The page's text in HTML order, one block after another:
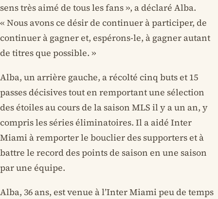
sens très aimé de tous les fans », a déclaré Alba.
« Nous avons ce désir de continuer à participer, de
continuer à gagner et, espérons-le, à gagner autant
de titres que possible. »
Alba, un arrière gauche, a récolté cinq buts et 15
passes décisives tout en remportant une sélection
des étoiles au cours de la saison MLS il y a un an, y
compris les séries éliminatoires. Il a aidé Inter
Miami à remporter le bouclier des supporters et à
battre le record des points de saison en une saison
par une équipe.
Alba, 36 ans, est venue à l’Inter Miami peu de temps